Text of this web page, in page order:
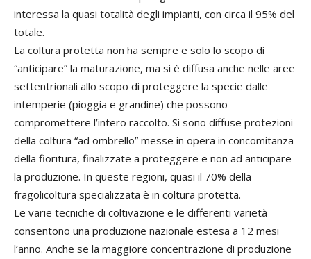
interessa la quasi totalità degli impianti, con circa il 95% del
totale.
La coltura protetta non ha sempre e solo lo scopo di
“anticipare” la maturazione, ma si è diffusa anche nelle aree
settentrionali allo scopo di proteggere la specie dalle
intemperie (pioggia e grandine) che possono
compromettere l’intero raccolto. Si sono diffuse protezioni
della coltura “ad ombrello” messe in opera in concomitanza
della fioritura, finalizzate a proteggere e non ad anticipare
la produzione. In queste regioni, quasi il 70% della
fragolicoltura specializzata è in coltura protetta.
Le varie tecniche di coltivazione e le differenti varietà
consentono una produzione nazionale estesa a 12 mesi
l’anno. Anche se la maggiore concentrazione di produzione